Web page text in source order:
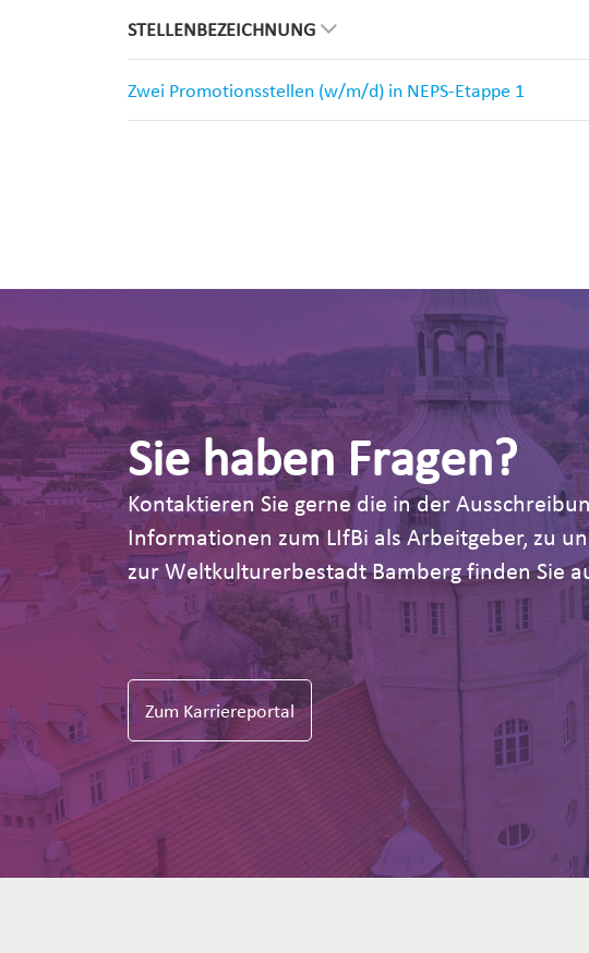
STELLENBEZEICHNUNG
Zwei Promotionsstellen (w/m/d) in NEPS-Etappe 1
Sie haben Fragen?
Kontaktieren Sie gerne die in der
Informationen zum LIfBi als Arbeitgeber, zu
zur Weltkulturerbestadt Bamberg finden Sie
Zum Karriereportal